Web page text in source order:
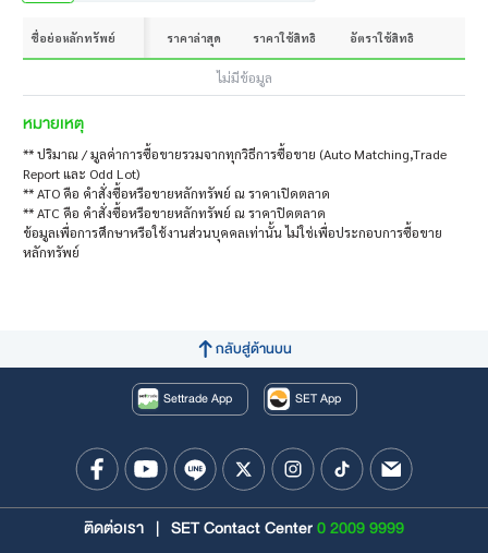
ชื่อย่อหลักทรัพย์ ราคาล่าสุด ราคาใช้สิทธิ อัตราใช้สิทธิ
ไม่มีข้อมูล
หมายเหตุ
** ปริมาณ / มูลค่าการซื้อขายรวมจากทุกวิธีการซื้อขาย (Auto Matching,Trade
Report และ Odd Lot)
** ATO คือ คำสั่งซื้อหรือขายหลักทรัพย์ ณ ราคาเปิดตลาด
** ATC คือ คำสั่งซื้อหรือขายหลักทรัพย์ ณ ราคาปิดตลาด
ข้อมูลเพื่อการศึกษาหรือใช้งานส่วนบุคคลเท่านั้น ไม่ใช่เพื่อประกอบการซื้อขาย
หลักทรัพย์
กลับสู่ด้านบน
Settrade App SET App
ติดต่อเรา | SET Contact Center0 2009 9999